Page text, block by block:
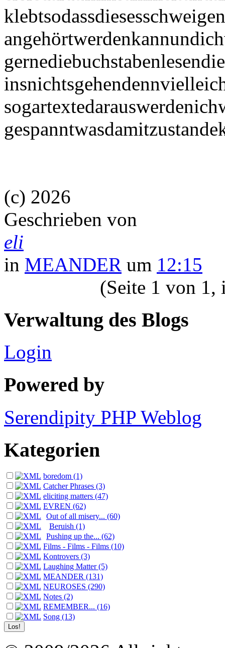
(c) 2026
Geschrieben von
eli
in MEANDER um 12:15
(Seite 1 von 1,
Verwaltung des Blogs
Login
Powered by
Serendipity PHP Weblog
Kategorien
boredom (1)
Catcher Phrases (3)
eliciting matters (47)
EVREN (62)
Out of all misery... (60)
Beruish (1)
Pushing up the... (62)
Films - Films - Films (10)
Kontrovers (3)
Laughing Matter (5)
MEANDER (131)
NEUROSES (290)
Notes (2)
REMEMBER... (16)
Song (13)